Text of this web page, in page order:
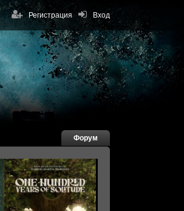
Вход
Регистрация
Форум